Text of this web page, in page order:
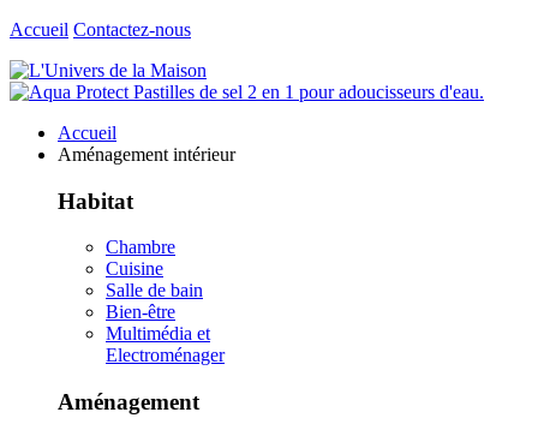
Accueil Contactez-nous
Accueil
Aménagement intérieur
Habitat
Chambre
Cuisine
Salle de bain
Bien-être
Multimédia et
Electroménager
Aménagement